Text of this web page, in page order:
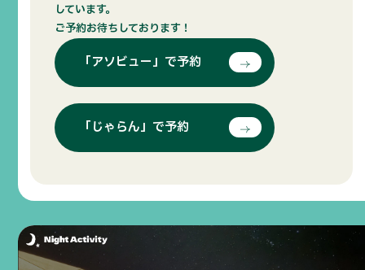
しています。
ご予約お待ちしております！
「アソビュー」で予約
「じゃらん」で予約